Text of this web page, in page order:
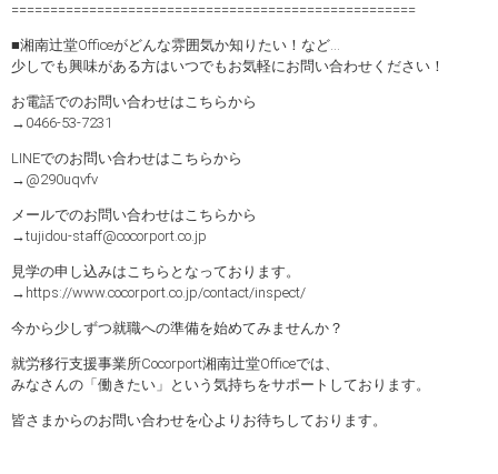
====================================================
■湘南辻堂Officeがどんな雰囲気か知りたい！など…
少しでも興味がある方はいつでもお気軽にお問い合わせください！
お電話でのお問い合わせはこちらから
→0466-53-7231
LINEでのお問い合わせはこちらから
→@290uqvfv
メールでのお問い合わせはこちらから
→tujidou-staff@cocorport.co.jp
見学の申し込みはこちらとなっております。
→https://www.cocorport.co.jp/contact/inspect/
今から少しずつ就職への準備を始めてみませんか？
就労移行支援事業所Cocorport湘南辻堂Officeでは、
みなさんの「働きたい」という気持ちをサポートしております。
皆さまからのお問い合わせを心よりお待ちしております。